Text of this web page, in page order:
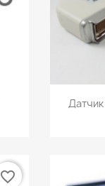

favorite_border